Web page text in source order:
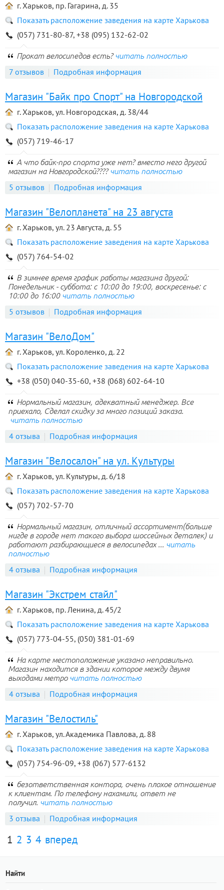
г. Харьков, пр. Гагарина, д. 35
Показать расположение заведения на карте Харькова
(057) 731-80-87, +38 (095) 132-62-02
Прокат велосипедов есть? читать полностью
7 отзывов Подробная информация
Магазин "Байк про Спорт" на Новгородской
г. Харьков, ул. Новгородская, д. 38/44
Показать расположение заведения на карте Харькова
(057) 719-46-17
А что байк-про спорта уже нет? вместо него другой
магазин на Новгородской???? читать полностью
5 отзывов Подробная информация
Магазин "Велопланета" на 23 августа
г. Харьков, ул. 23 Августа, д. 55
Показать расположение заведения на карте Харькова
(057) 764-54-02
В зимнее время график работы магазина другой:
Понедельник - суббота: с 10:00 до 19:00, воскресенье: с
10:00 до 16:00 читать полностью
5 отзывов Подробная информация
Магазин "ВелоДом"
г. Харьков, ул. Короленко, д. 22
Показать расположение заведения на карте Харькова
+38 (050) 040-35-60, +38 (068) 602-64-10
Нормальный магазин, адекватный менеджер. Все
приехало, Сделал скидку за много позиций заказа.
читать полностью
4 отзыва Подробная информация
Магазин "Велосалон" на ул. Культуры
г. Харьков, ул. Культуры, д. 6/18
Показать расположение заведения на карте Харькова
(057) 702-57-70
Нормальный магазин, отличный ассортимент(больше
нигде в городе нет такого выбора шоссейных деталек) и
работают разбирающиеся в велосипедах ... читать
полностью
4 отзыва Подробная информация
Магазин "Экстрем стайл"
г. Харьков, пр. Ленина, д. 45/2
Показать расположение заведения на карте Харькова
(057) 773-04-55, (050) 381-01-69
На карте местоположение указано неправильно.
Магазин находится в здании которое между двумя
выходами метро читать полностью
4 отзыва Подробная информация
Магазин "Велостиль"
г. Харьков, ул. Академика Павлова, д. 88
Показать расположение заведения на карте Харькова
(057) 754-96-09, +38 (067) 577-6132
безответственная контора, очень плохое отношение
к клиентам. По телефону нахамили, ответ не
получил. читать полностью
3 отзыва Подробная информация
1 2 3 4 вперед
Найти